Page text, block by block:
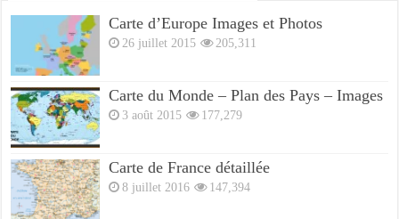
Carte d’Europe Images et Photos
26 juillet 2015 205,311
Carte du Monde – Plan des Pays – Images
3 août 2015 177,279
Carte de France détaillée
8 juillet 2016 147,394